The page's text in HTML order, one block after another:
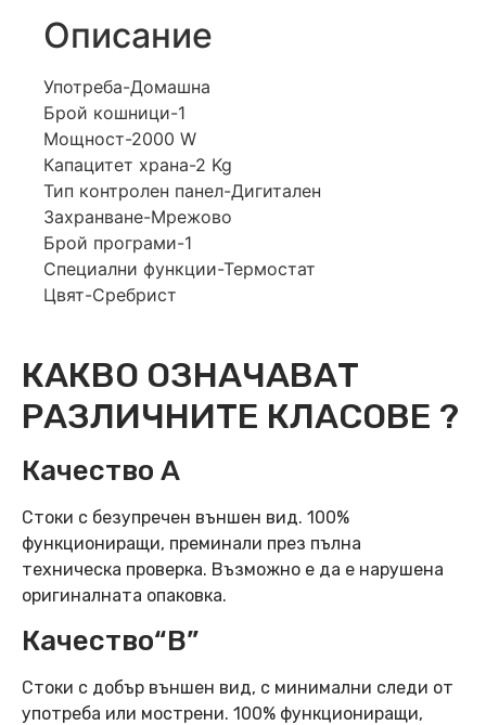
Описание
Употреба-Домашна
Брой кошници-1
Мощност-2000 W
Капацитет храна-2 Kg
Тип контролен панел-Дигитален
Захранване-Мрежово
Брой програми-1
Специални функции-Термостат
Цвят-Сребрист
КАКВО ОЗНАЧАВАТ
РАЗЛИЧНИТЕ КЛАСОВЕ ?
Качество А
Стоки с безупречен външен вид. 100%
функциониращи, преминали през пълна
техническа проверка. Възможно е да е нарушена
оригиналната опаковка.
Качество“B”
Стоки с добър външен вид, с минимални следи от
употреба или мострени. 100% функциониращи,